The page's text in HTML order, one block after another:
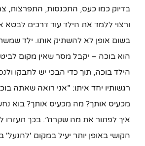
בדיוק כמו כעס, התכנסות, התפרצות,
ורצוי ללמד את הילד עוד דרכים לבטא
בשום אופן לא להשתיק אותו. ילד
הוא בוכה – יקבל מסר שאין מקום
הילד בוכה, תוך כדי הבכי יש לחבקו
רגשותיו יחד איתו: ”אני רואה שאתה
מכעיס אותך? מה מכעיס אותך? בוא
איך לפתור את מה שקרה”. בכך תעזרו
הקושי באופן יותר יעיל במקום 'להנעל'